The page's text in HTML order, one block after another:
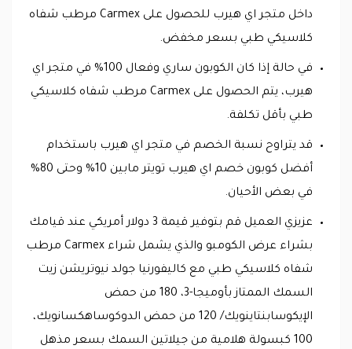
داخل متجر اي هيرب للحصول على Carmex‏ مرطب شفاه
كلاسيكي طبي بسعر مخفض.
في حالة إذا كان الكوبون ساري وفعال 100% في متجر اي
هيرب، يتم الحصول على Carmex‏ مرطب شفاه كلاسيكي
طبي بأقل تكلفة.
قد يتراوح نسبة الخصم في متجر اي هيرب باستخدام
أفضل كوبون خصم اي هيرب تويتر مابين 10% وحتى 80%
في بعض الأحيان.
عزيزي العميل قم بتوفير قيمة 3 دولار أمريكي عند قيامك
بشراء عرض الكومبو والذي يشمل شراء Carmex‏ مرطب
شفاه كلاسيكي طبي مع كاليفورنيا جولد نيوتريشن زيت
السمك الممتاز بأوميجا-3، 180 من حمض
الإيكوسابنتاينويك/ 120 من حمض الدوكوساهكسانويك،
100 كبسولة هلامية من جيلاتين السمك بسعر مذهل